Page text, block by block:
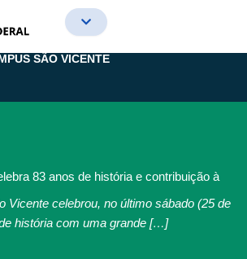
SÃO VICENTE
83 anos de história e contribuição à
Vicente celebrou, no último sábado (25 de
história com uma grande […]